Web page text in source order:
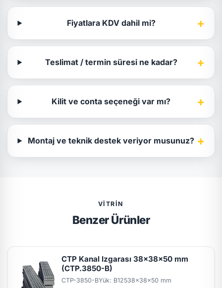
Fiyatlara KDV dahil mi? +
Teslimat / termin süresi ne kadar? +
Kilit ve conta seçeneği var mı? +
Montaj ve teknik destek veriyor musunuz? +
VITRIN
Benzer Ürünler
CTP Kanal Izgarası 38x38x50 mm
(CTP.3850-B)
CTP-3850-BYük: B12538x38x50 mm